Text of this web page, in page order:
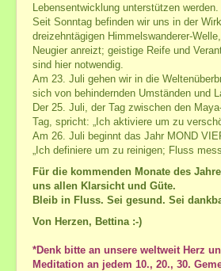
Lebensentwicklung unterstützen werden.
Seit Sonntag befinden wir uns in der
dreizehntägigen Himmelswanderer-
Neugier anreizt; geistige Reife und
sind hier notwendig.
Am 23. Juli gehen wir in die
sich von behindernden Umständen und
Der 25. Juli, der Tag zwischen den
Tag, spricht: „Ich aktiviere um zu
Am 26. Juli beginnt das Jahr MOND
„Ich definiere um zu reinigen; Fluss
Für die kommenden Monate des
uns allen Klarsicht und Güte.
Bleib in Fluss. Sei gesund. Sei
Von Herzen, Bettina :-)
*Denk bitte an unsere weltweit Herz
Meditation an jedem 10., 20., 30.